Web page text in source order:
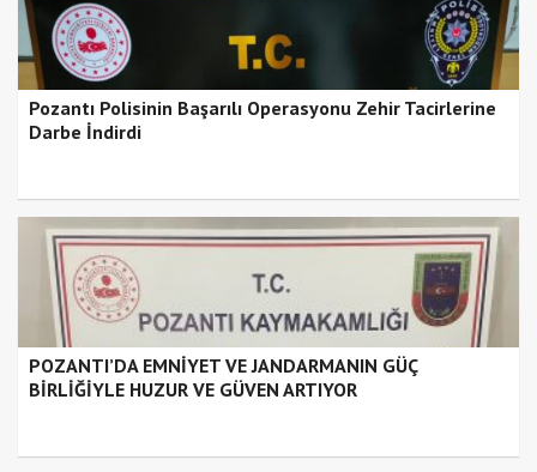
Pozantı Polisinin Başarılı Operasyonu Zehir Tacirlerine
Darbe İndirdi
POZANTI’DA EMNİYET VE JANDARMANIN GÜÇ
BİRLİĞİYLE HUZUR VE GÜVEN ARTIYOR